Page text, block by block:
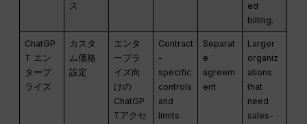
ス
ed
billing.
ChatGP
T エン
タープ
ライズ
カスタ
ム価格
設定
エンタ
ープラ
イズ向
けの
ChatGP
Tアクセ
Contract
-
specific
controls
and
limits
Separat
e
agreem
ent
Larger
organiz
ations
that
need
sales-